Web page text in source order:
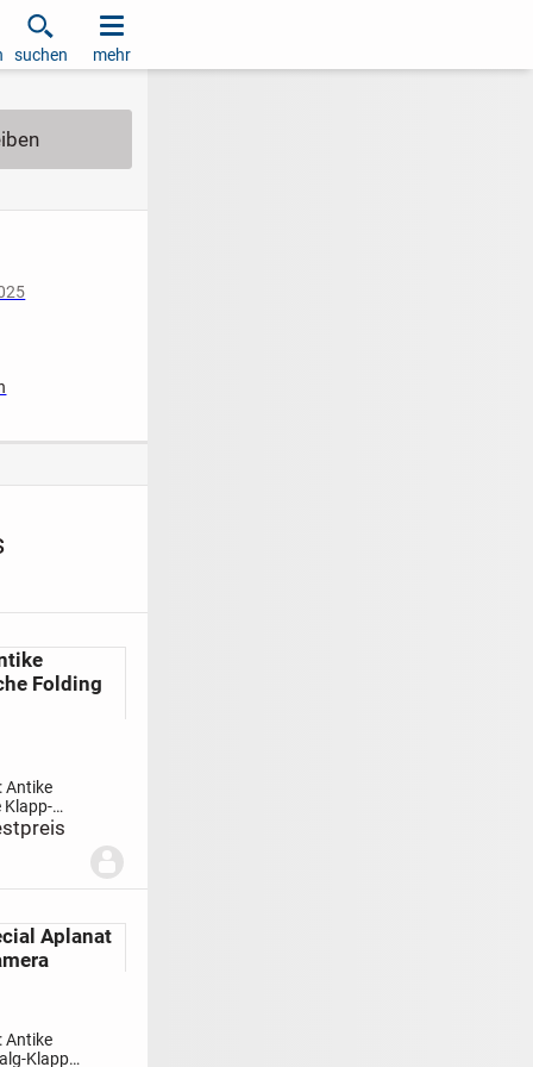
suchen mehr
Folding
Antike
Klapp-
: 105,
sehr gut
Aplanat
Antike
Klapp-